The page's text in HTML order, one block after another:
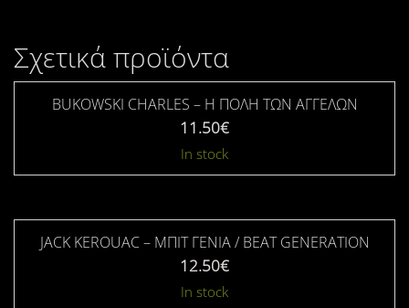
Σχετικά προϊόντα
BUKOWSKI CHARLES – Η ΠΟΛΗ ΤΩΝ ΑΓΓΕΛΩΝ
11.50€
In stock
JACK KEROUAC – ΜΠΙΤ ΓΕΝΙΑ / ΒΕΑΤ GΕΝΕRΑΤΙΟΝ
12.50€
In stock